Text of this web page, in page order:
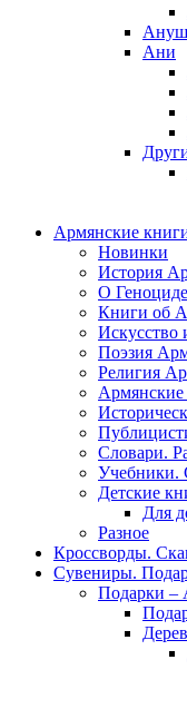
Ануш
Ани
Армянские
Новинки
История
О
Книги об
Иcкусство
Поэзия
Религия
Армянские
Словари.
Учебники.
Детские
Для
Разное
Кроссворды.
Сувениры.
Подарки –